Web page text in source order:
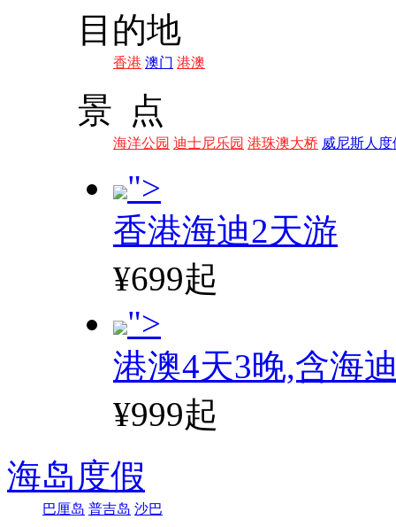
目的地
香港 澳门 港澳
景 点
海洋公园 迪士尼乐园 港珠澳大桥 威尼斯人度
">
香港海迪2天游
¥699起
">
港澳4天3晚,含海
¥999起
海岛度假
巴厘岛 普吉岛 沙巴